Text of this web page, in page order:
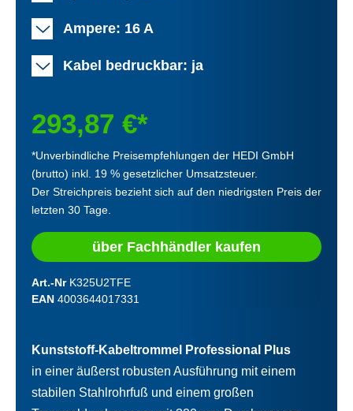
Ampere: 16 A
Kabel bedruckbar: ja
293,87 €*
*Unverbindliche Preisempfehlungen der HEDI GmbH
(brutto) inkl. 19 % gesetzlicher Umsatzsteuer.
Der Streichpreis bezieht sich auf den niedrigsten Preis der
letzten 30 Tage.
über Fachhändler kaufen
Art.-Nr K325U2TFE
EAN 4003644017331
Kunststoff-Kabeltrommel Professional Plus
in einer äußerst robusten Ausführung mit einem
stabilen Stahlrohrfuß und einem großen